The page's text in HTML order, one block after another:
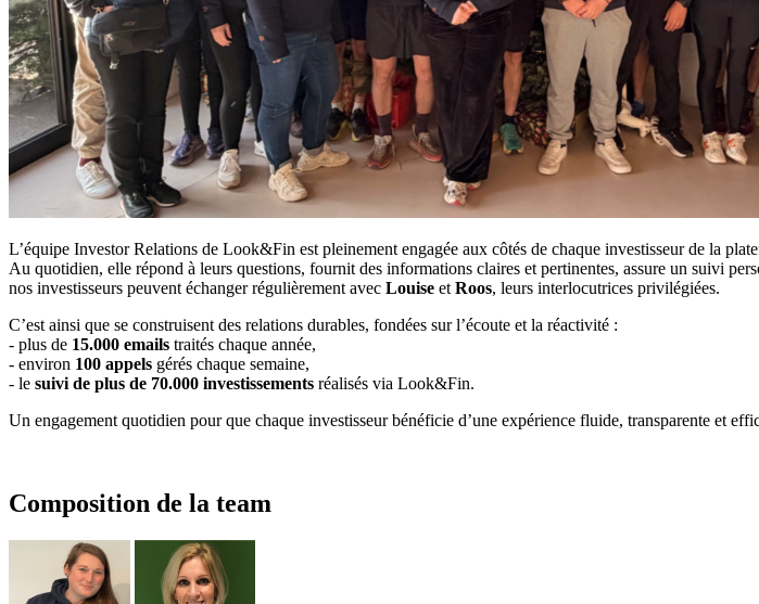
L’équipe Investor Relations de Look&Fin est pleinement engagée aux côtés de chaque investisseur de la
Au quotidien, elle répond à leurs questions, fournit des informations claires et pertinentes, assure un suivi
nos investisseurs peuvent échanger régulièrement avec Louise et Roos, leurs interlocutrices privilégiées.
C’est ainsi que se construisent des relations durables, fondées sur l’écoute et la réactivité :
- plus de 15.000 emails traités chaque année,
- environ 100 appels gérés chaque semaine,
- le suivi de plus de 70.000 investissements réalisés via Look&Fin.
Un engagement quotidien pour que chaque investisseur bénéficie d’une expérience fluide, transparente et
Composition de la team